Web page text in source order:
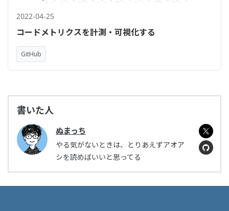
2022-04-25
コードメトリクスを計測・可視化する
GitHub
書いた人
ぬまっち
やる気がないときは、とりあえずアオア
シを読めばいいと思ってる